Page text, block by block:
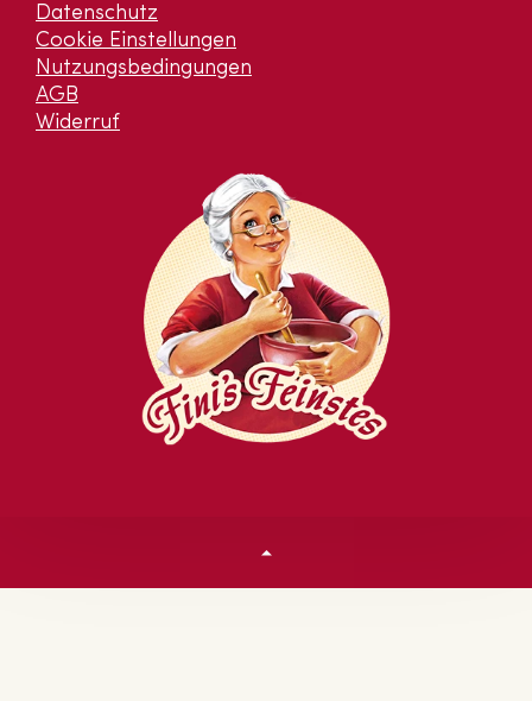
Datenschutz
Cookie Einstellungen
Nutzungsbedingungen
AGB
Widerruf